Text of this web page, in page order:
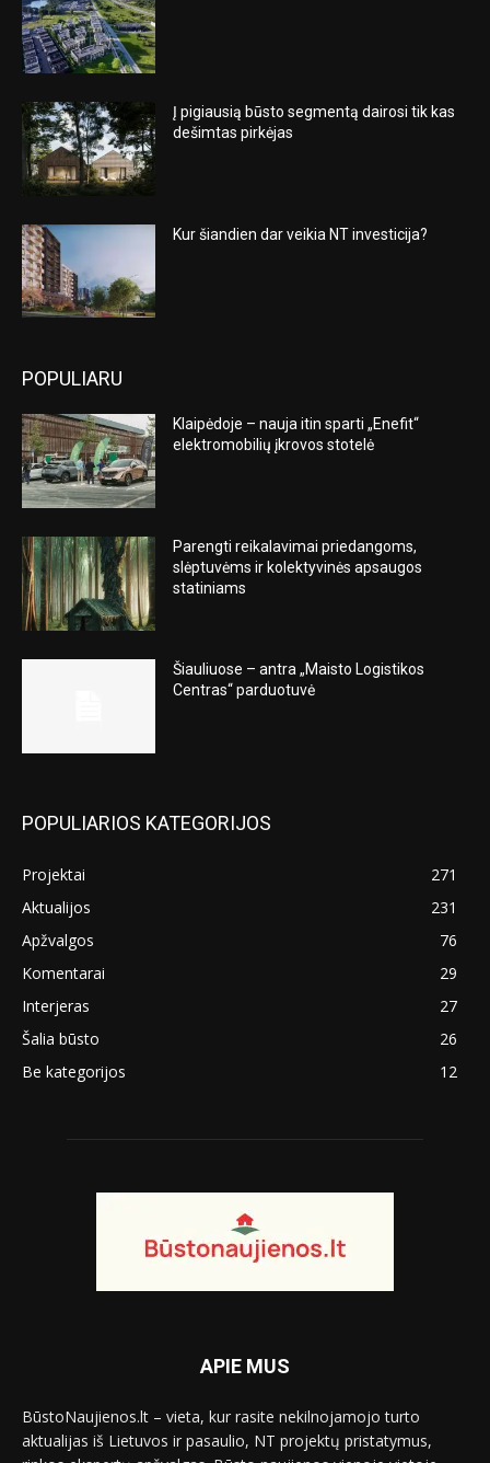
Į pigiausią būsto segmentą dairosi tik kas
dešimtas pirkėjas
Kur šiandien dar veikia NT investicija?
POPULIARU
Klaipėdoje – nauja itin sparti „Enefit“
elektromobilių įkrovos stotelė
Parengti reikalavimai priedangoms,
slėptuvėms ir kolektyvinės apsaugos
statiniams
Šiauliuose – antra „Maisto Logistikos
Centras“ parduotuvė
POPULIARIOS KATEGORIJOS
Projektai
271
Aktualijos
231
Apžvalgos
76
Komentarai
29
Interjeras
27
Šalia būsto
26
Be kategorijos
12
APIE MUS
BūstoNaujienos.lt – vieta, kur rasite nekilnojamojo turto
aktualijas iš Lietuvos ir pasaulio, NT projektų pristatymus,